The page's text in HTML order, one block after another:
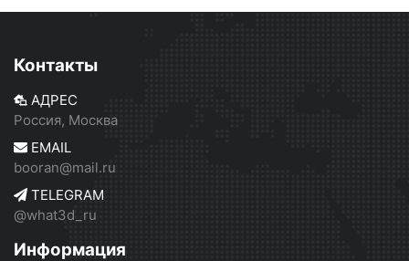
Контакты
АДРЕС
Россия, Москва
EMAIL
booran@mail.ru
TELEGRAM
@what3d_ru
Информация